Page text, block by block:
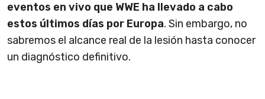
eventos en vivo que WWE ha llevado a cabo
estos últimos días por Europa. Sin embargo, no
sabremos el alcance real de la lesión hasta conocer
un diagnóstico definitivo.